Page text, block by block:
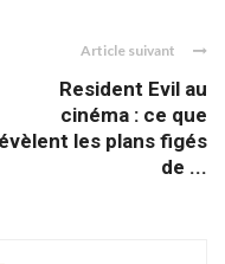
Article suivant
Resident Evil au
cinéma : ce que
les plans figés
de ...